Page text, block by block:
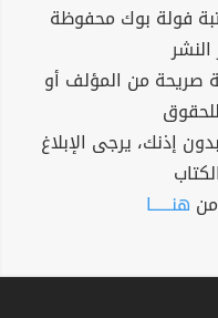
فولة بوك محفوظة
صريحة من المؤلف أو
إذنك، يرجى الإبلاغ
هنــــــا